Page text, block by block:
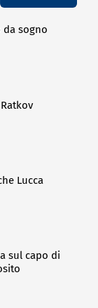
da sogno
Lucca
sul capo di